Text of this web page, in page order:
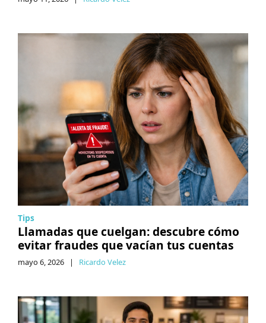
Tips
Llamadas que cuelgan: descubre cómo
evitar fraudes que vacían tus cuentas
mayo 6, 2026 | Ricardo Velez